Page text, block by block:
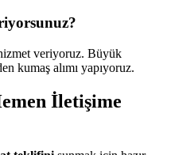
veriyoruz. Büyük
kumaş alımı yapıyoruz.
İletişime